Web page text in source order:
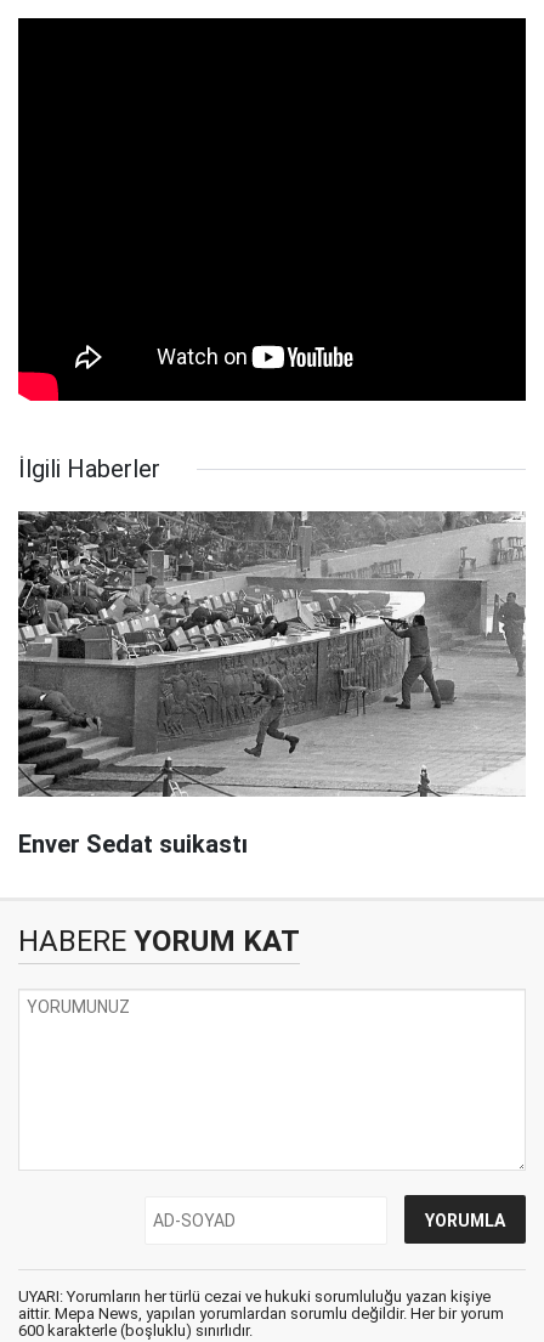
İlgili Haberler
Enver Sedat suikastı
HABERE YORUM KAT
UYARI: Yorumların her türlü cezai ve hukuki sorumluluğu yazan kişiye
aittir. Mepa News, yapılan yorumlardan sorumlu değildir. Her bir yorum
600 karakterle (boşluklu) sınırlıdır.